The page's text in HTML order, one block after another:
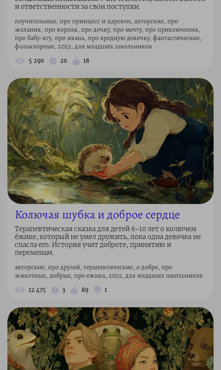
и ответственности за свои поступки.
поучительные, про принцесс и царевен, авторские, про
желания, про короля, про дочку, про мечту, про приключения,
про бабу-ягу, про ивана, про вредную девочку, фантастические,
фольклорные, 2025, для младших школьников
5 290 20 18
Колючая шубка и доброе сердце
Терапевтическая сказка для детей 6–10 лет о колючем
ёжике, который не умел дружить, пока одна девочка не
спасла его. История учит доброте, принятию и
переменам.
авторские, про друзей, терапевтические, о добре, про
животных, добрые, про ежика, 2025, для младших школьников
12 475 3 89 1